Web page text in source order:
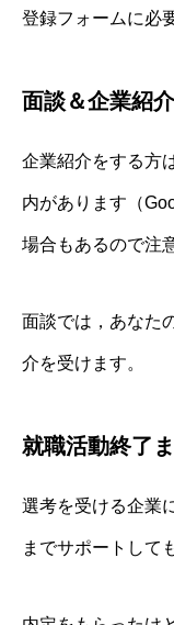
登録フォームに必
面談＆企業紹介
企業紹介をする方
内があります（
場合もあるので注
面談では，あなた
介を受けます。
就職活動終了
選考を受ける企業
までサポートして